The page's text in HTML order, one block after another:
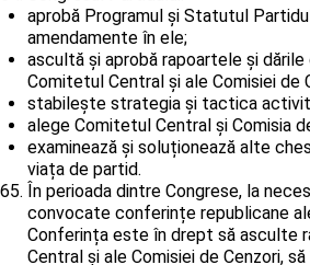
aprobă Programul și Statutul
amendamente în ele;
ascultă și aprobă rapoartele și dările
Comitetul Central și ale Comisiei de
stabilește strategia și tactica
alege Comitetul Central și Comisia
examinează și soluționează alte
viața de partid.
În perioada dintre Congrese, la
convocate conferințe republicane
Conferința este în drept să asculte
Central și ale Comisiei de Cenzori,